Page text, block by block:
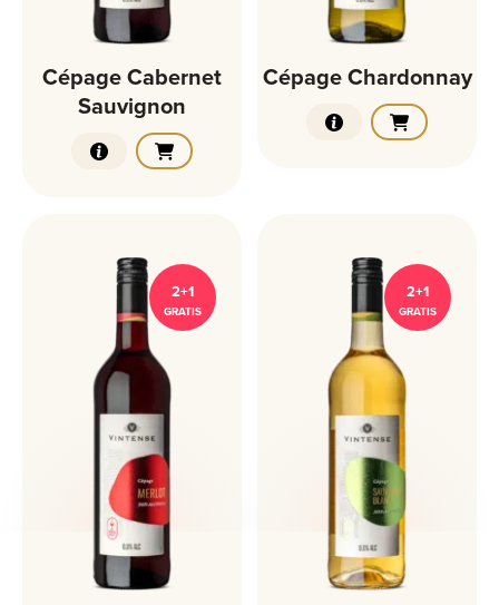
Cépage Cabernet
Sauvignon
Cépage Chardonnay
2+1
GRATIS
2+1
GRATIS